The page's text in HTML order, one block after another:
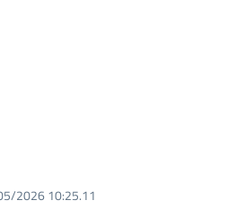
2026 10:25.11